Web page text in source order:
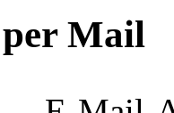
Mail